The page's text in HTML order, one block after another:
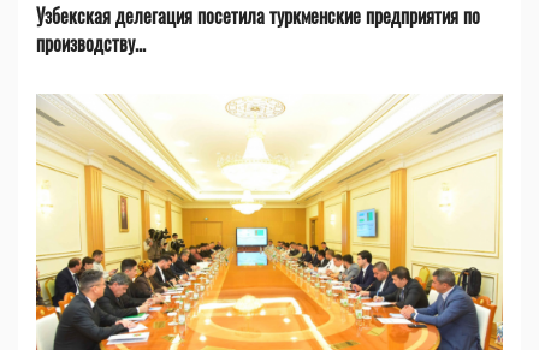
Узбекская делегация посетила туркменские предприятия по
производству...